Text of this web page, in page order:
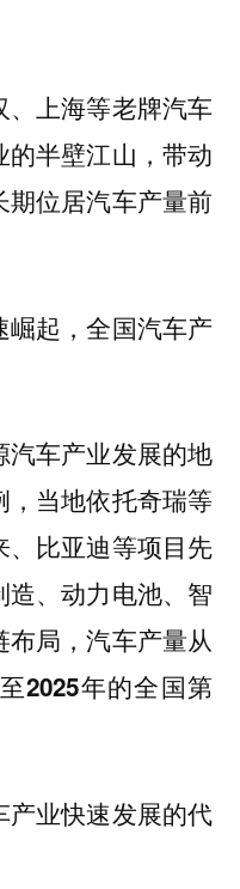
上海等老牌汽车
半壁江山，带动
位居汽车产量前
起，全国汽车产
车产业发展的地
，当地依托奇瑞等
比亚迪等项目先
、动力电池、智
布局，汽车产量从
2025年的全国第
业快速发展的代